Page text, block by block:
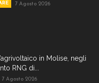
7 Agosto 2026
in Molise, negli
RNG di...
7 Agosto 2026